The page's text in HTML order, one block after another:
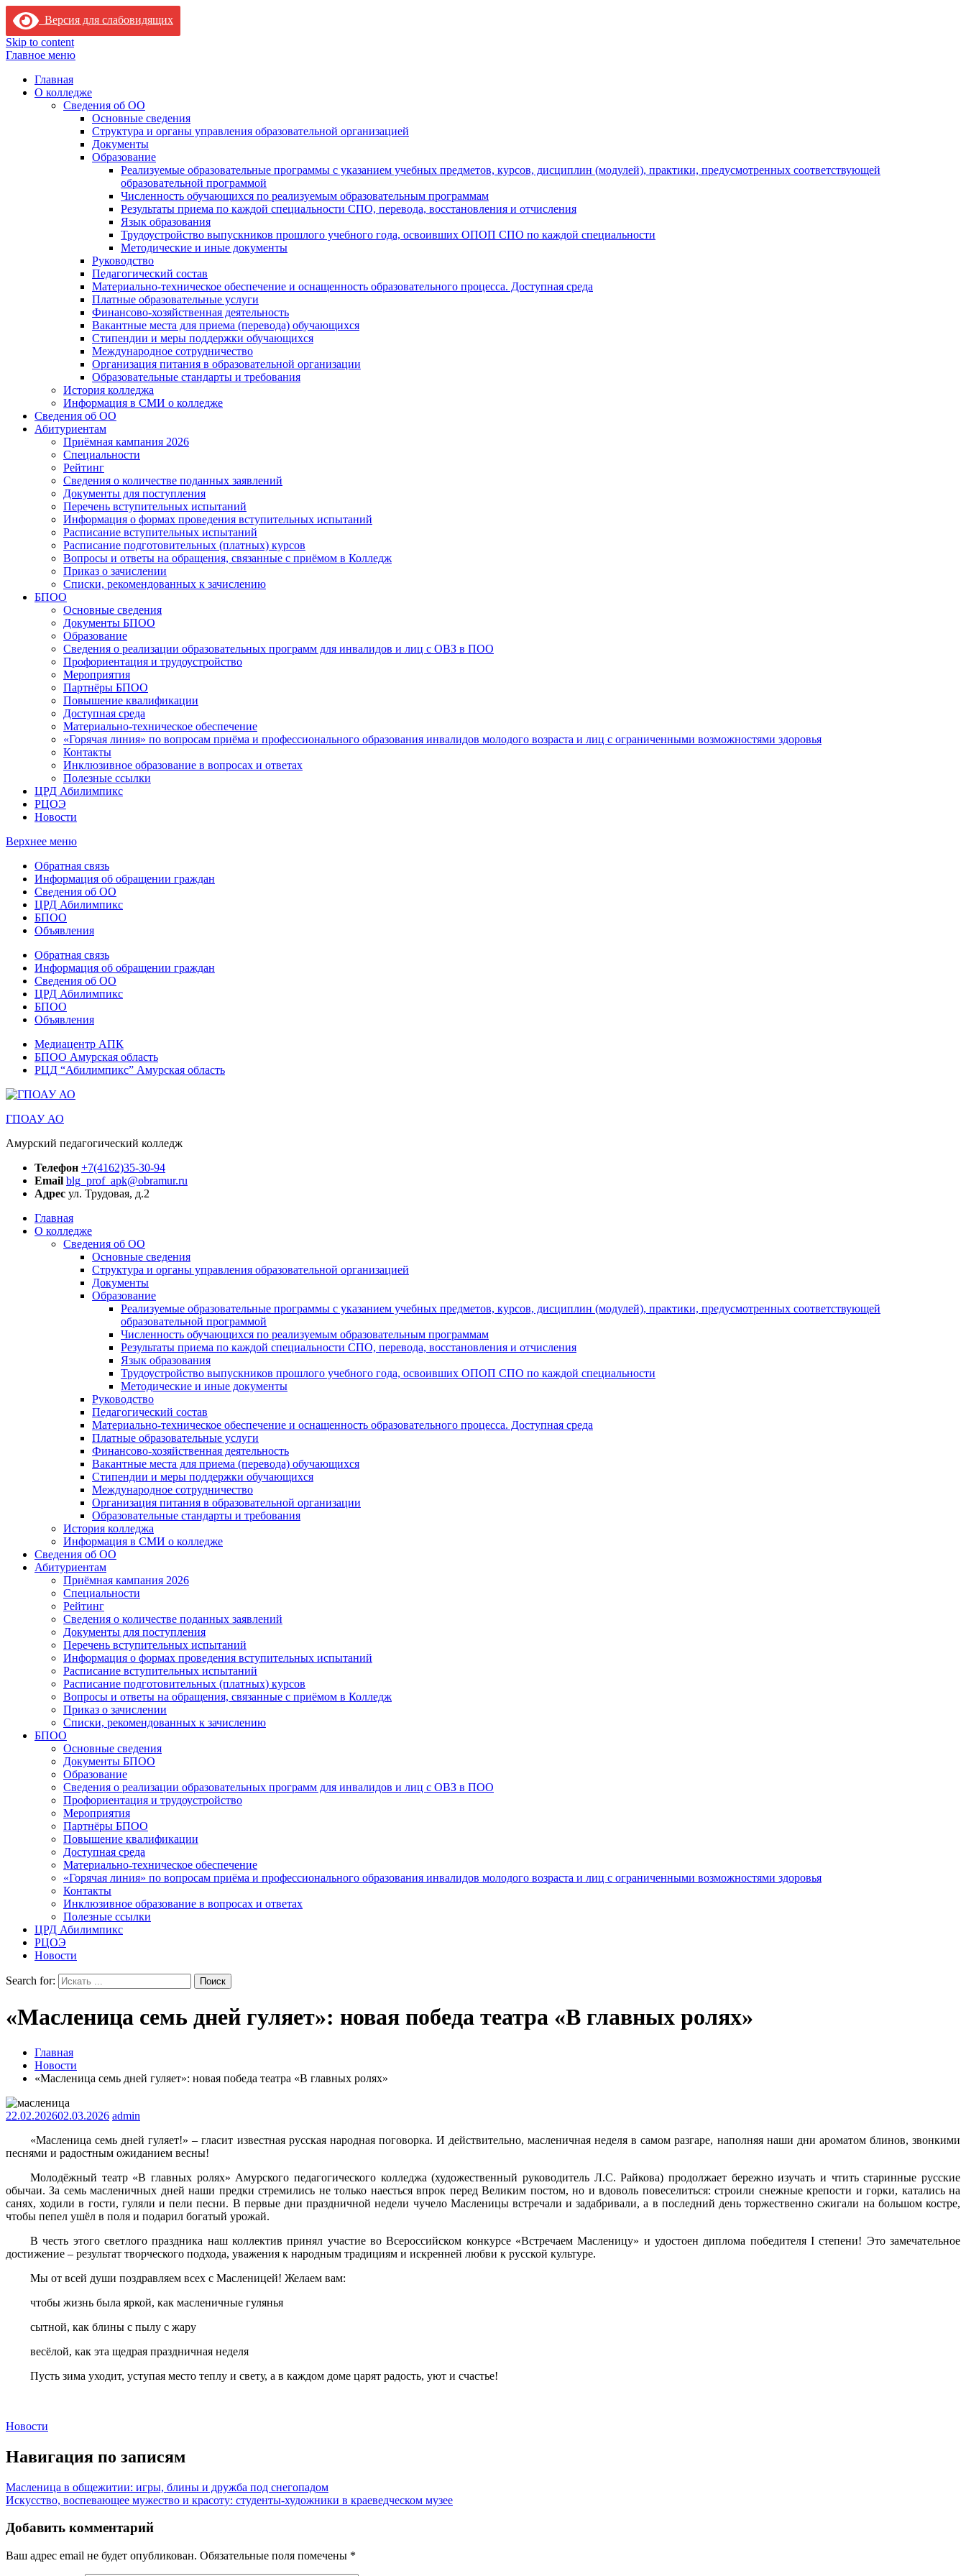
Версия для слабовидящих
Skip to content
Главное меню
Главная
О колледже
Сведения об ОО
Основные сведения
Структура и органы управления образовательной организацией
Документы
Образование
Реализуемые образовательные программы с указанием учебных предметов, курсов, дисциплин (модулей), практики, предусмотренных соответствующей
образовательной программой
Численность обучающихся по реализуемым образовательным программам
Результаты приема по каждой специальности СПО, перевода, восстановления и отчисления
Язык образования
Трудоустройство выпускников прошлого учебного года, освоивших ОПОП СПО по каждой специальности
Методические и иные документы
Руководство
Педагогический состав
Материально-техническое обеспечение и оснащенность образовательного процесса. Доступная среда
Платные образовательные услуги
Финансово-хозяйственная деятельность
Вакантные места для приема (перевода) обучающихся
Стипендии и меры поддержки обучающихся
Международное сотрудничество
Организация питания в образовательной организации
Образовательные стандарты и требования
История колледжа
Информация в СМИ о колледже
Сведения об ОО
Абитуриентам
Приёмная кампания 2026
Специальности
Рейтинг
Сведения о количестве поданных заявлений
Документы для поступления
Перечень вступительных испытаний
Информация о формах проведения вступительных испытаний
Расписание вступительных испытаний
Расписание подготовительных (платных) курсов
Вопросы и ответы на обращения, связанные с приёмом в Колледж
Приказ о зачислении
Списки, рекомендованных к зачислению
БПОО
Основные сведения
Документы БПОО
Образование
Сведения о реализации образовательных программ для инвалидов и лиц с ОВЗ в ПОО
Профориентация и трудоустройство
Мероприятия
Партнёры БПОО
Повышение квалификации
Доступная среда
Материально-техническое обеспечение
«Горячая линия» по вопросам приёма и профессионального образования инвалидов молодого возраста и лиц с ограниченными возможностями здоровья
Контакты
Инклюзивное образование в вопросах и ответах
Полезные ссылки
ЦРД Абилимпикс
РЦОЭ
Новости
Верхнее меню
Обратная связь
Информация об обращении граждан
Сведения об ОО
ЦРД Абилимпикс
БПОО
Объявления
Обратная связь
Информация об обращении граждан
Сведения об ОО
ЦРД Абилимпикс
БПОО
Объявления
Медиацентр АПК
БПОО Амурская область
РЦД “Абилимпикс” Амурская область
ГПОАУ АО
Амурский педагогический колледж
Телефон +7(4162)35-30-94
Email blg_prof_apk@obramur.ru
Адрес ул. Трудовая, д.2
Главная
О колледже
Сведения об ОО
Основные сведения
Структура и органы управления образовательной организацией
Документы
Образование
Реализуемые образовательные программы с указанием учебных предметов, курсов, дисциплин (модулей), практики, предусмотренных соответствующей
образовательной программой
Численность обучающихся по реализуемым образовательным программам
Результаты приема по каждой специальности СПО, перевода, восстановления и отчисления
Язык образования
Трудоустройство выпускников прошлого учебного года, освоивших ОПОП СПО по каждой специальности
Методические и иные документы
Руководство
Педагогический состав
Материально-техническое обеспечение и оснащенность образовательного процесса. Доступная среда
Платные образовательные услуги
Финансово-хозяйственная деятельность
Вакантные места для приема (перевода) обучающихся
Стипендии и меры поддержки обучающихся
Международное сотрудничество
Организация питания в образовательной организации
Образовательные стандарты и требования
История колледжа
Информация в СМИ о колледже
Сведения об ОО
Абитуриентам
Приёмная кампания 2026
Специальности
Рейтинг
Сведения о количестве поданных заявлений
Документы для поступления
Перечень вступительных испытаний
Информация о формах проведения вступительных испытаний
Расписание вступительных испытаний
Расписание подготовительных (платных) курсов
Вопросы и ответы на обращения, связанные с приёмом в Колледж
Приказ о зачислении
Списки, рекомендованных к зачислению
БПОО
Основные сведения
Документы БПОО
Образование
Сведения о реализации образовательных программ для инвалидов и лиц с ОВЗ в ПОО
Профориентация и трудоустройство
Мероприятия
Партнёры БПОО
Повышение квалификации
Доступная среда
Материально-техническое обеспечение
«Горячая линия» по вопросам приёма и профессионального образования инвалидов молодого возраста и лиц с ограниченными возможностями здоровья
Контакты
Инклюзивное образование в вопросах и ответах
Полезные ссылки
ЦРД Абилимпикс
РЦОЭ
Новости
Search for:
«Масленица семь дней гуляет»: новая победа театра «В главных ролях»
Главная
Новости
«Масленица семь дней гуляет»: новая победа театра «В главных ролях»
22.02.202602.03.2026 admin
«Масленица семь дней гуляет!» – гласит известная русская народная поговорка. И действительно, масленичная неделя в самом разгаре, наполняя наши дни ароматом блинов, звонкими
песнями и радостным ожиданием весны!
Молодёжный театр «В главных ролях» Амурского педагогического колледжа (художественный руководитель Л.С. Райкова) продолжает бережно изучать и чтить старинные русские
обычаи. За семь масленичных дней наши предки стремились не только наесться впрок перед Великим постом, но и вдоволь повеселиться: строили снежные крепости и горки, катались на
санях, ходили в гости, гуляли и пели песни. В первые дни праздничной недели чучело Масленицы встречали и задабривали, а в последний день торжественно сжигали на большом костре,
чтобы пепел ушёл в поля и подарил богатый урожай.
В честь этого светлого праздника наш коллектив принял участие во Всероссийском конкурсе «Встречаем Масленицу» и удостоен диплома победителя I степени! Это замечательное
достижение – результат творческого подхода, уважения к народным традициям и искренней любви к русской культуре.
Мы от всей души поздравляем всех с Масленицей! Желаем вам:
чтобы жизнь была яркой, как масленичные гулянья
сытной, как блины с пылу с жару
весёлой, как эта щедрая праздничная неделя
Пусть зима уходит, уступая место теплу и свету, а в каждом доме царят радость, уют и счастье!
Новости
Навигация по записям
Масленица в общежитии: игры, блины и дружба под снегопадом
Искусство, воспевающее мужество и красоту: студенты-художники в краеведческом музее
Добавить комментарий
Ваш адрес email не будет опубликован. Обязательные поля помечены *